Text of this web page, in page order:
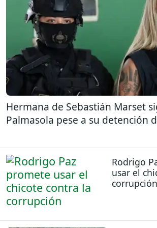
Hermana de Sebastián Marset
Palmasola pese a su detención
Rodrigo
usar el
corrupción